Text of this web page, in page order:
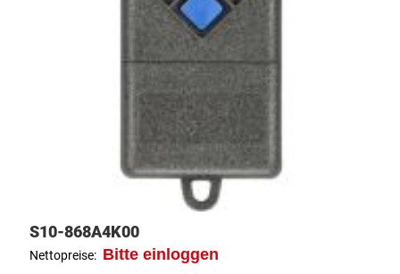
S10-868A4K00
Nettopreise: Bitte einloggen